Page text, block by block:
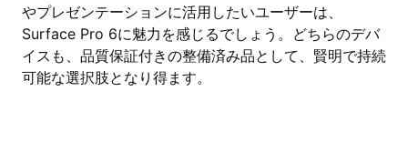
やプレゼンテーションに活用したいユーザーは、
Surface Pro 6に魅力を感じるでしょう。どちらのデバ
イスも、品質保証付きの整備済み品として、賢明で持続
可能な選択肢となり得ます。